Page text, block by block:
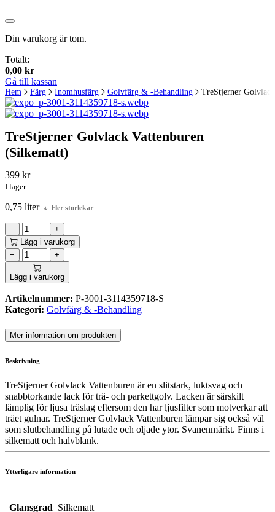
Din varukorg är tom.
Totalt:
0,00 kr
Gå till kassan
Hem Färg Inomhusfärg Golvfärg & -Behandling TreStjerner
TreStjerner Golvlack Vattenburen
(Silkematt)
399 kr
I lager
0,75 liter Fler storlekar
−
+
Lägg i varukorg
−
+
Lägg i varukorg
Artikelnummer: P-3001-3114359718-S
Kategori: Golvfärg & -Behandling
Mer information om produkten
Beskrivning
TreStjerner Golvlack Vattenburen är en slitstark, luktsvag och
snabbtorkande lack för trä- och parkettgolv. Lacken är särskilt
lämplig för ljusa träslag eftersom den har ljusfilter som motverkar att
träet gulnar. TreStjerner Golvlack Vattenburen lämpar sig också väl
som slutbehandling på lutade och oljade ytor. Svanenmärkt. Finns i
silkematt och halvblank.
Ytterligare information
Glansgrad Silkematt